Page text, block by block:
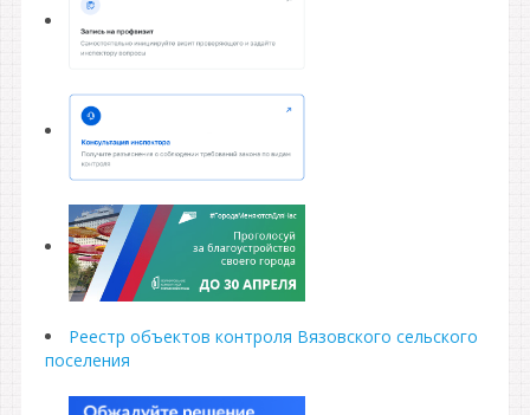
Реестр объектов контроля Вязовского сельского
поселения